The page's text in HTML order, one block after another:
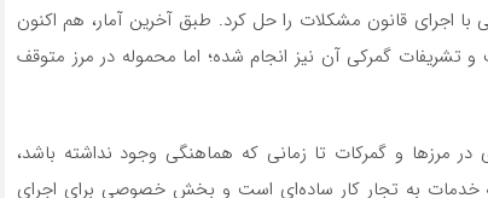
اجرای قانون مشکلات را حل کرد. طبق آخرین آمار، هم اکنون
و تشریفات گمرکی آن نیز انجام شده؛ اما محموله در مرز متوقف
مرزها و گمرکات تا زمانی که هماهنگی وجود نداشته باشد،
خدمات به تجار کار ساده‌ای است و بخش خصوصی برای اجرای